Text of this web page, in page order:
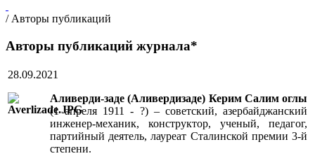
/ Авторы публикаций
Авторы публикаций журнала*
28.09.2021
Аливерди-заде (Аливердизаде) Керим Салим оглы
(1 апреля 1911 - ?) – советский, азербайджанский
инженер-механик, конструктор, ученый, педагог,
партийный деятель, лауреат Сталинской премии 3-й
степени.